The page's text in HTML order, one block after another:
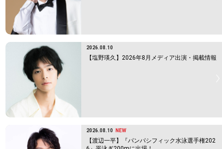
2026.08.10
【塩野瑛久】2026年8月メディア出演・掲載情報
2026.08.10 NEW
【渡辺一平】『パンパシフィック水泳選手権202